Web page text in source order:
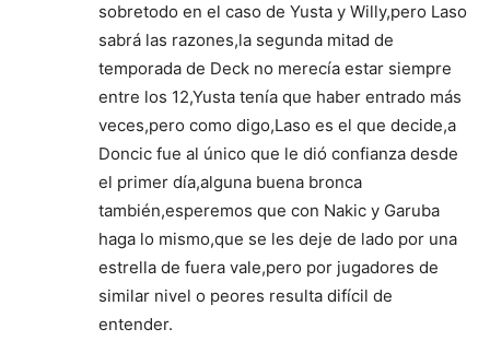
sobretodo en el caso de Yusta y Willy,pero Laso
sabrá las razones,la segunda mitad de
temporada de Deck no merecía estar siempre
entre los 12,Yusta tenía que haber entrado más
veces,pero como digo,Laso es el que decide,a
Doncic fue al único que le dió confianza desde
el primer día,alguna buena bronca
también,esperemos que con Nakic y Garuba
haga lo mismo,que se les deje de lado por una
estrella de fuera vale,pero por jugadores de
similar nivel o peores resulta difícil de
entender.